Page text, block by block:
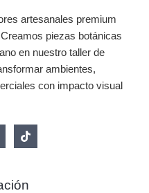
artesanales premium
piezas botánicas
en nuestro taller de
ambientes,
con impacto visual